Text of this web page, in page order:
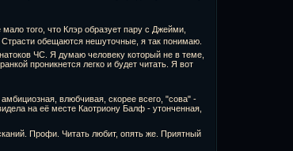
того, что Клэр образует пару с Джейми,
Страсти обещаются нешуточные, я так понимаю.
ЧС. Я думаю человеку который не в теме,
проникнется легко и будет читать. Я вот
влюбчивая, скорее всего, "сова" -
на её месте Каотриону Балф - утонченная,
Профи. Читать любит, опять же. Приятный